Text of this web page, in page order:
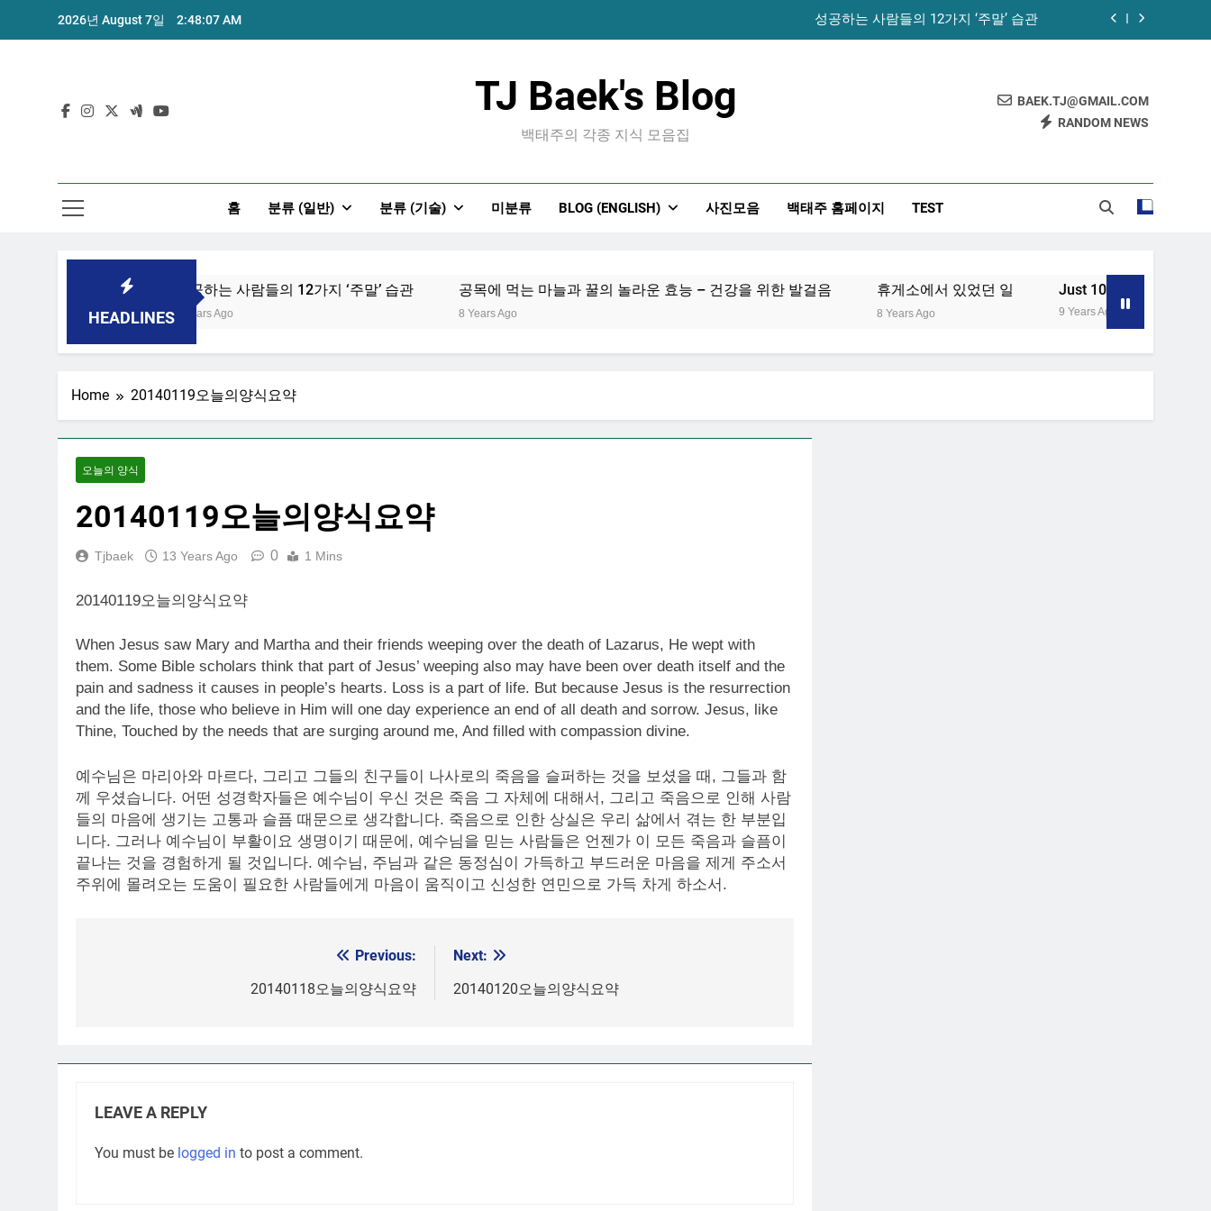
2026년 August 7일 2:48:07 AM 성공하는 사람들의 12가지 ‘주말’ 습관
휴게소에서 있었던 일
공목에 먹는 마늘과 꿀의 놀라운 효능 – 건강을 위한 발걸음
TJ Baek's Blog
백태주의 각종 지식 모음집
BAEK.TJ@GMAIL.COM
RANDOM NEWS
홈 분류 (일반) 분류 (기술) 미분류 BLOG (ENGLISH) 사진모음 백태주 홈페이지 TEST
HEADLINES
성공하는 사람들의 12가지 ‘주말’ 습관
7 Years Ago
공목에 먹는 마늘과 꿀의 놀라운 효능 – 건강을 위한 발걸음
8 Years Ago
휴게소에서 있었던 일
8 Years Ago
Just 10 Minutes!
9 Years Ago
Home 20140119오늘의양식요약
오늘의 양식
20140119오늘의양식요약
Tjbaek 13 Years Ago 0 1 Mins
20140119오늘의양식요약
When Jesus saw Mary and Martha and their friends weeping over the death of Lazarus, He wept with
them. Some Bible scholars think that part of Jesus’ weeping also may have been over death itself and the
pain and sadness it causes in people’s hearts. Loss is a part of life. But because Jesus is the resurrection
and the life, those who believe in Him will one day experience an end of all death and sorrow. Jesus, like
Thine, Touched by the needs that are surging around me, And filled with compassion divine.
예수님은 마리아와 마르다, 그리고 그들의 친구들이 나사로의 죽음을 슬퍼하는 것을 보셨을 때, 그들과 함
께 우셨습니다. 어떤 성경학자들은 예수님이 우신 것은 죽음 그 자체에 대해서, 그리고 죽음으로 인해 사람
들의 마음에 생기는 고통과 슬픔 때문으로 생각합니다. 죽음으로 인한 상실은 우리 삶에서 겪는 한 부분입
니다. 그러나 예수님이 부활이요 생명이기 때문에, 예수님을 믿는 사람들은 언젠가 이 모든 죽음과 슬픔이
끝나는 것을 경험하게 될 것입니다. 예수님, 주님과 같은 동정심이 가득하고 부드러운 마음을 제게 주소서
주위에 몰려오는 도움이 필요한 사람들에게 마음이 움직이고 신성한 연민으로 가득 차게 하소서.
Previous:
20140118오늘의양식요약
Next:
20140120오늘의양식요약
LEAVE A REPLY
You must be logged in to post a comment.